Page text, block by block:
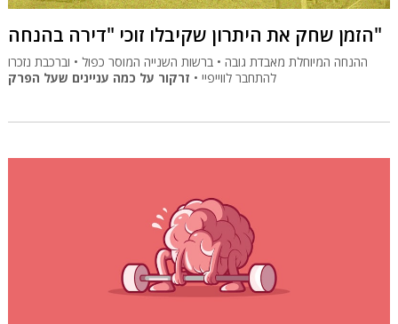
הזמן שחק את היתרון שקיבלו זוכי "דירה בהנחה"
ההנחה המיוחלת מאבדת גובה • ברשות השנייה המוסר כפול • וברכבת נזכרו
להתחבר לווייפיי • זרקור על כמה עניינים שעל הפרק